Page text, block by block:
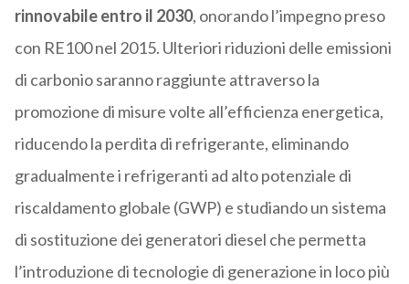
rinnovabile entro il 2030, onorando l’impegno preso
con RE100 nel 2015. Ulteriori riduzioni delle emissioni
di carbonio saranno raggiunte attraverso la
promozione di misure volte all’efficienza energetica,
riducendo la perdita di refrigerante, eliminando
gradualmente i refrigeranti ad alto potenziale di
riscaldamento globale (GWP) e studiando un sistema
di sostituzione dei generatori diesel che permetta
l’introduzione di tecnologie di generazione in loco più